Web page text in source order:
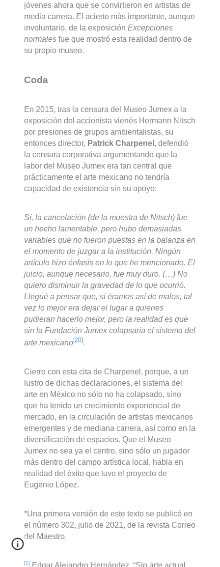
jóvenes ahora que se convirtieron en artistas de
media carrera. El acierto más importante, aunque
involuntario, de la exposiciónExcepciones
normales fue que mostró esta realidad dentro de
su propio museo.
Coda
En 2015, tras la censura del Museo Jumex a la
exposición del accionista vienés Hermann Nitsch
por presiones de grupos ambientalistas, su
entonces director, Patrick Charpenel , defendió
la censura corporativa argumentando que la
labor del Museo Jumex era tan central que
prácticamente el arte mexicano no tendría
capacidad de existencia sin su apoyo:
Sí, la cancelación (de la muestra de Nitsch) fue
un hecho lamentable, pero hubo demasiadas
variables que no fueron puestas en la balanza en
el momento de juzgar a la institución. Ningún
artículo hizo énfasis en lo que he mencionado. El
juicio, aunque necesario, fue muy duro. (…) No
quiero disminuir la gravedad de lo que ocurrió.
Llegué a pensar que, si éramos así de malos, tal
vez lo mejor era dejar el lugar a quienes
pudieran hacerlo mejor, pero la realidad es que
sin la Fundación Jumex colapsaría el sistema del
arte mexicano[20].
Cierro con esta cita de Charpenel, porque, a un
lustro de dichas declaraciones, el sistema del
arte en México no sólo no ha colapsado, sino
que ha tenido un crecimiento exponencial de
mercado, en la circulación de artistas mexicanos
emergentes y de mediana carrera, así como en la
diversificación de espacios. Que el Museo
Jumex no sea ya el centro, sino sólo un jugador
más dentro del campo artística local, habla en
realidad del éxito que tuvo el proyecto de
Eugenio López.
*Una primera versión de este texto se publicó en
el número 302, julio de 2021, de la revista Correo
del Maestro.
[1] Edgar Alejandro Hernández, “Sin arte actual,